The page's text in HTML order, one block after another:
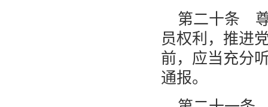
第二十条 尊
员权利，推进
前，应当充分
通报。